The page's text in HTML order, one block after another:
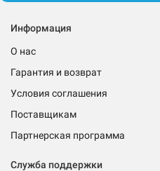
Информация
О нас
Гарантия и возврат
Условия соглашения
Поставщикам
Партнерская программа
Служба поддержки